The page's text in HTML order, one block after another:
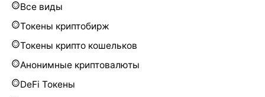
Все виды
Токены криптобирж
Токены крипто кошельков
Анонимные криптовалюты
DeFi Токены